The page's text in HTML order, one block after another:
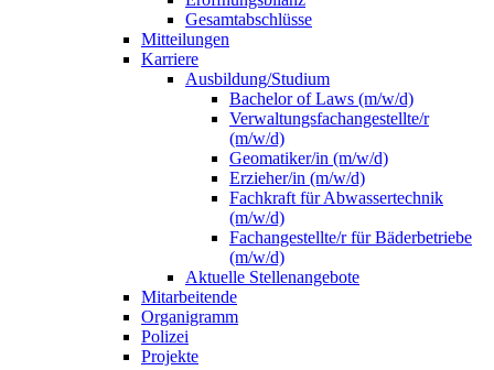
Gesamtabschlüsse
Mitteilungen
Karriere
Ausbildung/Studium
Bachelor of Laws (m/w/d)
Verwaltungsfachangestellte/r
(m/w/d)
Geomatiker/in (m/w/d)
Erzieher/in (m/w/d)
Fachkraft für Abwassertechnik
(m/w/d)
Fachangestellte/r für Bäderbetriebe
(m/w/d)
Aktuelle Stellenangebote
Mitarbeitende
Organigramm
Polizei
Projekte